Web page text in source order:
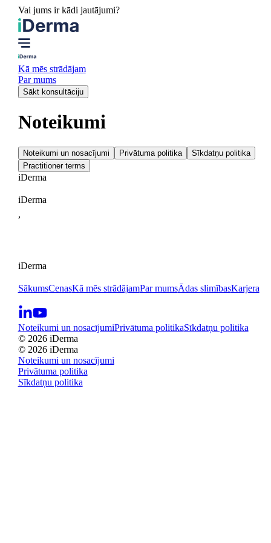
Vai jums ir kādi jautājumi?
Kā mēs strādājam
Par mums
Sākt konsultāciju
Noteikumi
Noteikumi un nosacījumi Privātuma politika
Sīkdatņu politika
Practitioner terms
iDerma
iDerma
,
iDerma
SākumsCenasKā mēs strādājamPar mumsĀdas slimībasKarjera
Noteikumi un nosacījumiPrivātuma politikaSīkdatņu politika
© 2026 iDerma
© 2026 iDerma
Noteikumi un nosacījumi
Privātuma politika
Sīkdatņu politika